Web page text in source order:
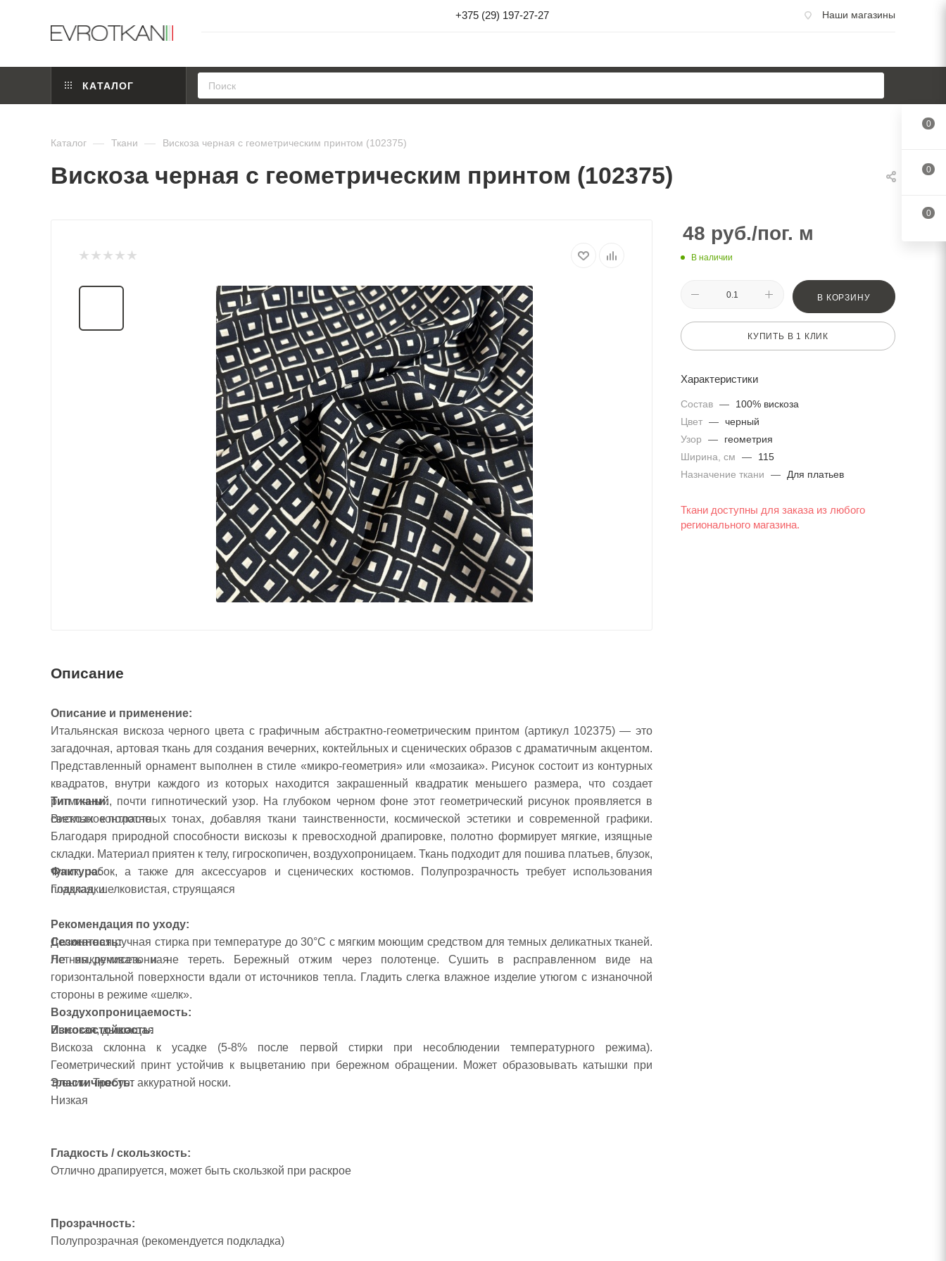
+375 (29) 197-27-27 Наши магазины
КАТАЛОГ
Каталог — Ткани — Вискоза черная с геометрическим принтом (102375)
Вискоза черная с геометрическим принтом (102375)
Описание
Описание и применение:
Итальянская вискоза черного цвета с графичным абстрактно-геометрическим принтом (артикул 102375) — это
загадочная, артовая ткань для создания вечерних, коктейльных и сценических образов с драматичным акцентом.
Представленный орнамент выполнен в стиле «микро-геометрия» или «мозаика». Рисунок состоит из контурных
квадратов, внутри каждого из которых находится закрашенный квадратик меньшего размера, что создает
ритмичный, почти гипнотический узор. На глубоком черном фоне этот геометрический рисунок проявляется в
светлых контрастных тонах, добавляя ткани таинственности, космической эстетики и современной графики.
Благодаря природной способности вискозы к превосходной драпировке, полотно формирует мягкие, изящные
складки. Материал приятен к телу, гигроскопичен, воздухопроницаем. Ткань подходит для пошива платьев, блузок,
туник, юбок, а также для аксессуаров и сценических костюмов. Полупрозрачность требует использования
подкладки.
Рекомендация по уходу:
Деликатная ручная стирка при температуре до 30°C с мягким моющим средством для темных деликатных тканей.
Не выкручивать и не тереть. Бережный отжим через полотенце. Сушить в расправленном виде на
горизонтальной поверхности вдали от источников тепла. Гладить слегка влажное изделие утюгом с изнаночной
стороны в режиме «шелк».
Износостойкость:
Вискоза склонна к усадке (5-8% после первой стирки при несоблюдении температурного режима).
Геометрический принт устойчив к выцветанию при бережном обращении. Может образовывать катышки при
трении. Требует аккуратной носки.
Тип ткани:
Вискозное полотно
Фактура:
Гладкая, шелковистая, струящаяся
Сезонность:
Летняя, демисезонная
Воздухопроницаемость:
Высокая, дышащая
Эластичность:
Низкая
Гладкость / скользкость:
Отлично драпируется, может быть скользкой при раскрое
Прозрачность:
Полупрозрачная (рекомендуется подкладка)
48 руб./пог. м
В наличии
В КОРЗИНУ
КУПИТЬ В 1 КЛИК
Характеристики
Состав —
100% вискоза
Цвет — черный
Узор
—
геометрия
Ширина, см
—
115
Назначение ткани
— Для платьев
Ткани доступны для заказа из любого
регионального магазина.
0
0
0